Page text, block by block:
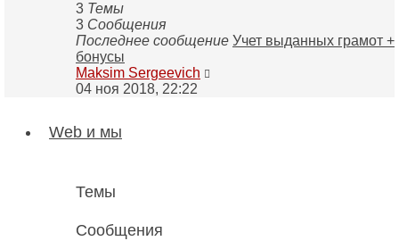
3 Темы
3 Сообщения
Последнее сообщение Учет выданных грамот +
бонусы
Maksim Sergeevich
04 ноя 2018, 22:22
Web и мы
Темы
Сообщения